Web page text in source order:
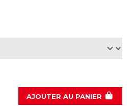
AJOUTERAU PANIER